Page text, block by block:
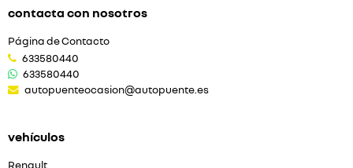
contacta con nosotros
Página de Contacto
633580440
633580440
autopuenteocasion@autopuente.es
vehículos
Renault